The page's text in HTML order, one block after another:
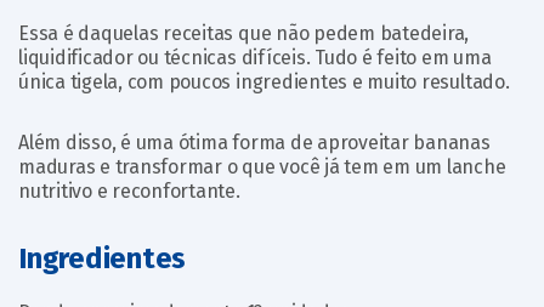
Essa é daquelas receitas que não pedem batedeira,
liquidificador ou técnicas difíceis. Tudo é feito em uma
única tigela, com poucos ingredientes e muito resultado.
Além disso, é uma ótima forma de aproveitar bananas
maduras e transformar o que você já tem em um lanche
nutritivo e reconfortante.
Ingredientes